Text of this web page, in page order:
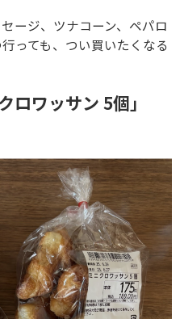
ージ、ツナコーン、ペパロ
っても、つい買いたくなる
ロワッサン 5個」